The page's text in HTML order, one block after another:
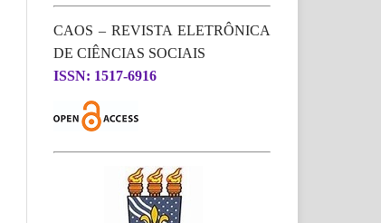
CAOS – REVISTA ELETRÔNICA
DE CIÊNCIAS SOCIAIS
ISSN: 1517-6916